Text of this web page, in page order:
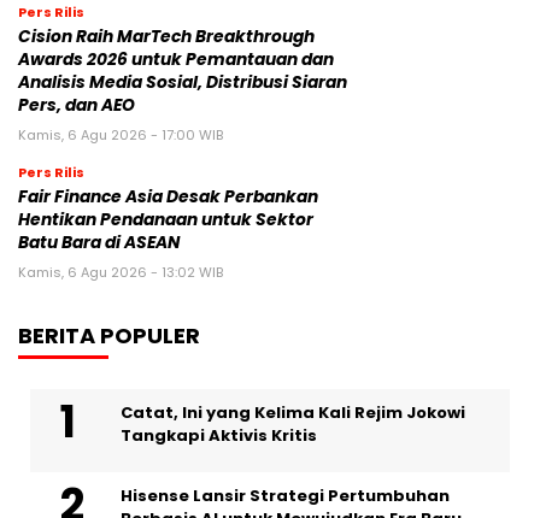
Pers Rilis
Cision Raih MarTech Breakthrough
Awards 2026 untuk Pemantauan dan
Analisis Media Sosial, Distribusi Siaran
Pers, dan AEO
Kamis, 6 Agu 2026 - 17:00 WIB
Pers Rilis
Fair Finance Asia Desak Perbankan
Hentikan Pendanaan untuk Sektor
Batu Bara di ASEAN
Kamis, 6 Agu 2026 - 13:02 WIB
BERITA POPULER
Catat, Ini yang Kelima Kali Rejim Jokowi
Tangkapi Aktivis Kritis
Hisense Lansir Strategi Pertumbuhan